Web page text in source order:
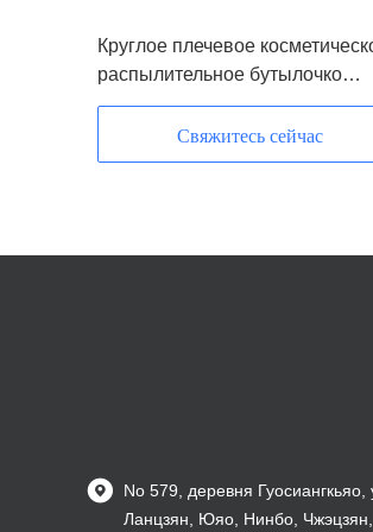
Круглое плечевое
распылительное бутылочко
натуральное бамбук ПЭТ
парфюмерное распылительное
бутылочко черное
Свяжитесь сейчас
No 579, деревня Гуосиангкьяо,
Ланцзян, Юяо, Нинбо, Чжэцзян,